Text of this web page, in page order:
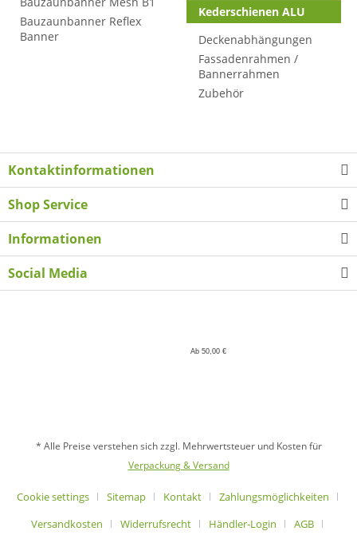
Bauzaunbanner Reflex
Banner
Kederschienen ALU
Deckenabhängungen
Fassadenrahmen /
Bannerrahmen
Zubehör
Kontaktinformationen
Shop Service
Informationen
Social Media
Ab 50,00 €
* Alle Preise verstehen sich zzgl. Mehrwertsteuer und Kosten für
Verpackung & Versand
Cookie settings Sitemap Kontakt
Zahlungsmöglichkeiten
Versandkosten
Widerrufsrecht Händler-Login AGB